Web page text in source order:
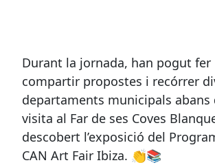
Durant la jornada, han pogut fer
compartir propostes i recórrer
departaments municipals abans
visita al Far de ses Coves
descobert l’exposició del
CAN Art Fair Ibiza. 👏📚